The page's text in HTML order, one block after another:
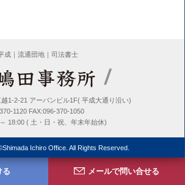
成｜流通団地｜司法書士
1-2-21 アーバンビル1F( 平成大通り沿い)
1120 FAX:096-370-1050
18:00 ( 土・日・祝、年末年始休)
Ichiro Office. All Rights Reserved.
る メールで問い合せる